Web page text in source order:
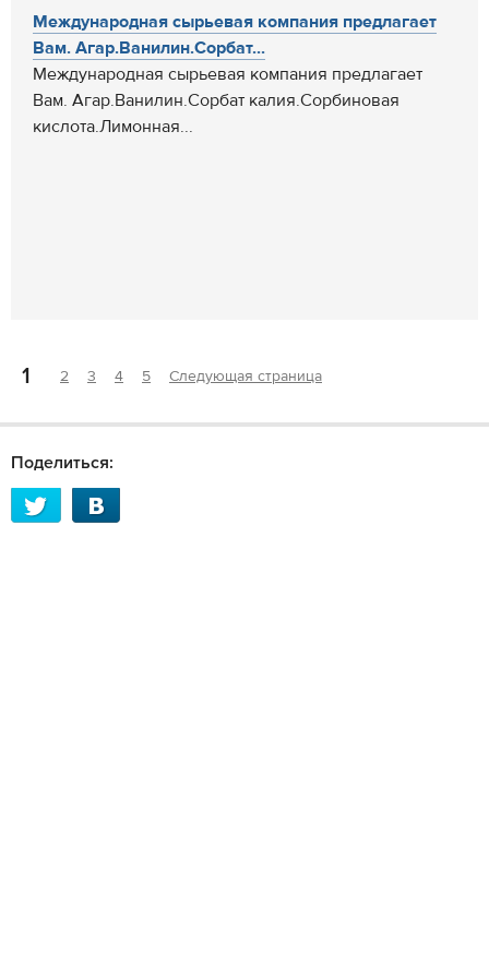
Международная сырьевая компания предлагает
Вам. Агар.Ванилин.Сорбат...
Международная сырьевая компания предлагает
Вам. Агар.Ванилин.Сорбат калия.Сорбиновая
кислота.Лимонная...
1 2 3 4 5 Следующая страница
Поделиться: